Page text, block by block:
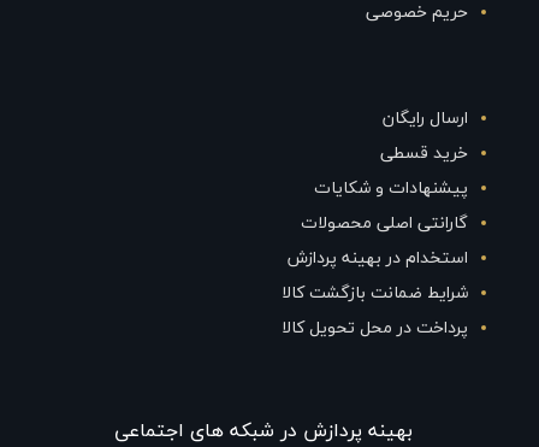
حریم خصوصی
ارسال رایگان
خرید قسطی
پیشنهادات و شکایات
گارانتی اصلی محصولات
استخدام در بهینه پردازش
شرایط ضمانت بازگشت کالا
پرداخت در محل تحویل کالا
بهينه پردازش در شبکه های اجتماعی